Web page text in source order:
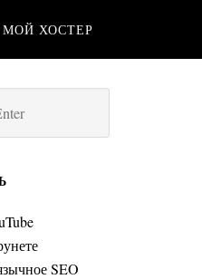
МОЙ ХОСТЕР
SEO